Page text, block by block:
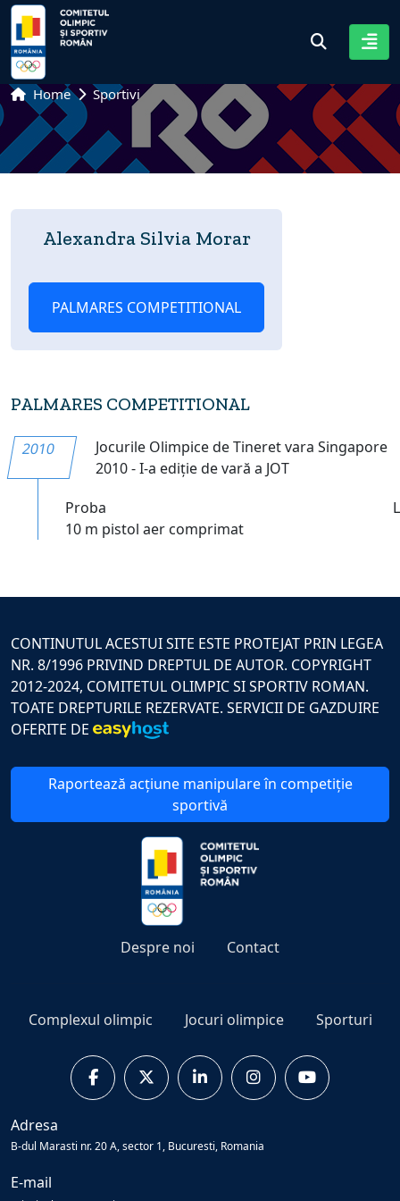
Home Sportivi
Alexandra Silvia Morar
PALMARES COMPETITIONAL
PALMARES COMPETITIONAL
2010
Jocurile Olimpice de Tineret vara Singapore
2010 - I-a ediție de vară a JOT
Proba
10 m pistol aer comprimat
CONTINUTUL ACESTUI SITE ESTE PROTEJAT PRIN LEGEA
NR. 8/1996 PRIVIND DREPTUL DE AUTOR. COPYRIGHT
2012-2024, COMITETUL OLIMPIC SI SPORTIV ROMAN.
TOATE DREPTURILE REZERVATE. SERVICII DE GAZDUIRE
OFERITE DE
Raportează acțiune manipulare în competiție
sportivă
Despre noi Contact
Complexul olimpic Jocuri olimpice Sporturi
Adresa
B-dul Marasti nr. 20 A, sector 1, Bucuresti, Romania
E-mail